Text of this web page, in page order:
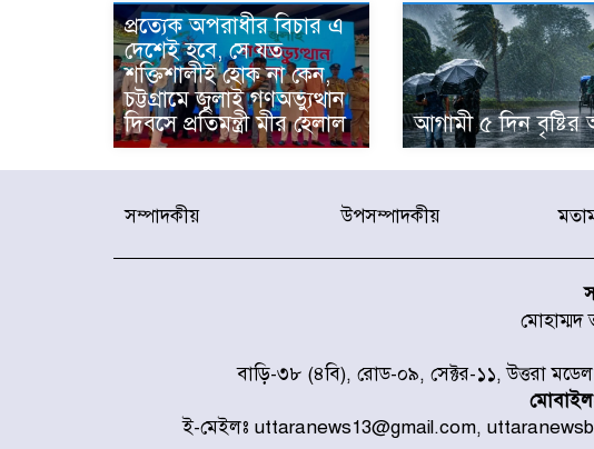
প্রত্যেক অপরাধীর বিচার এ
দেশেই হবে, সে যত
শক্তিশালীই হোক না কেন,
চট্টগ্রামে জুলাই গণঅভ্যুত্থান
দিবসে প্রতিমন্ত্রী মীর হেলাল
আগামী ৫ দিন
সম্পাদকীয় উপসম্পাদকীয়
মোহাম্মদ
বাড়ি-৩৮ (৪বি), রোড-০৯, সেক্টর-১১, উত্তরা
মোবাইল
ই-মেইলঃ uttaranews13@gmail.com,